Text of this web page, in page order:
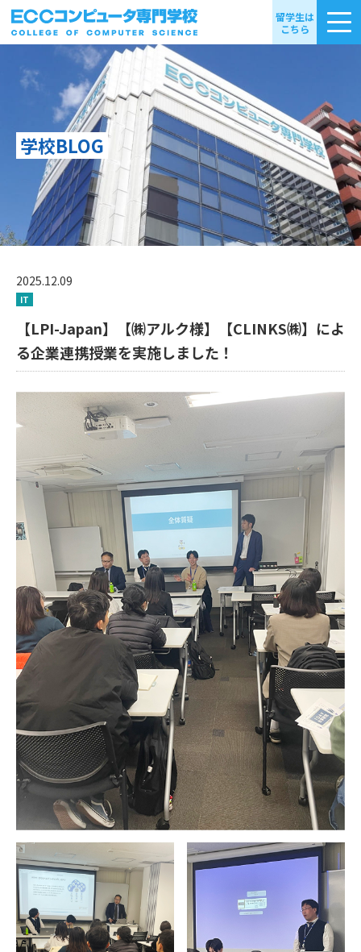
留学生は
こちら
学校BLOG
2025.12.09
IT
【LPI-Japan】【㈱アルク様】【CLINKS㈱】によ
る企業連携授業を実施しました！